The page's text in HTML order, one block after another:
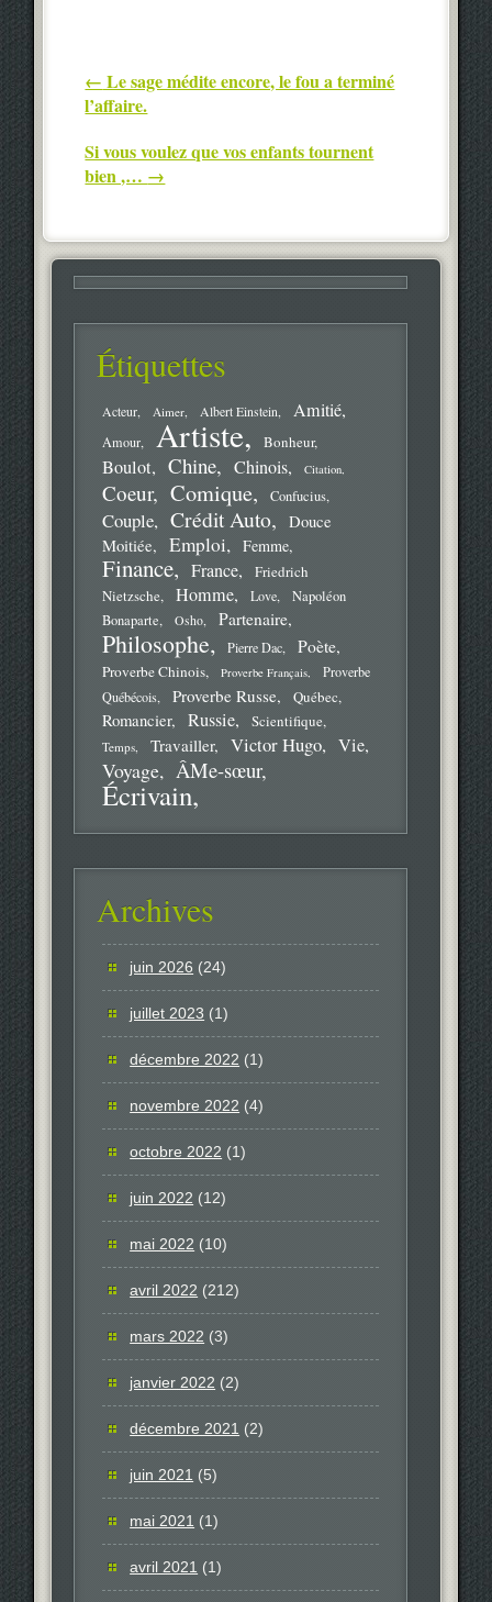
Post navigation
← Le sage médite encore, le fou a terminé
l’affaire.
Si vous voulez que vos enfants tournent
bien ,… →
Étiquettes
Acteur Aimer Albert Einstein Amitié
Amour Artiste Bonheur
Boulot Chine Chinois Citation
Coeur Comique Confucius
Couple Crédit Auto
Douce
Moitiée
Emploi Femme
Finance France
Friedrich
Nietzsche
Homme Love
Napoléon
Bonaparte
Osho Partenaire
Philosophe Pierre Dac Poète
Proverbe Chinois Proverbe Français
Proverbe
Québécois
Proverbe Russe Québec
Romancier Russie Scientifique
Temps Travailler Victor Hugo Vie
Voyage ÂMe-sœur
Écrivain
Archives
juin 2026 (24)
juillet 2023 (1)
décembre 2022 (1)
novembre 2022 (4)
octobre 2022 (1)
juin 2022 (12)
mai 2022 (10)
avril 2022 (212)
mars 2022 (3)
janvier 2022 (2)
décembre 2021 (2)
juin 2021 (5)
mai 2021 (1)
avril 2021 (1)